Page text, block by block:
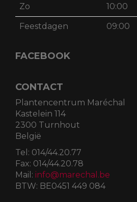
Zo 10:00
Feestdagen 09:00
FACEBOOK
CONTACT
Plantencentrum Maréchal
Kastelein 114
2300 Turnhout
België
Tel: 014/44.20.77
Fax: 014/44.20.78
Mail: info@marechal.be
BTW: BE0451 449 084